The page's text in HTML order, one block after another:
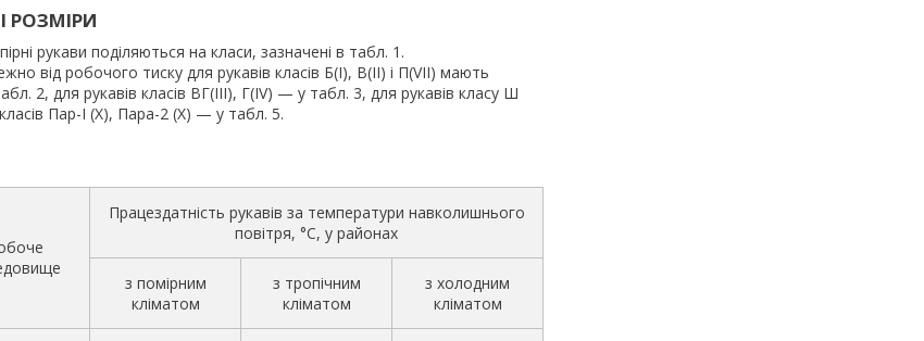
РОЗМІРИ
рукави поділяються на класи, зазначені в табл. 1.
від робочого тиску для рукавів класів Б(I), В(II) і П(VII) мають
2, для рукавів класів ВГ(III), Г(IV) — у табл. 3, для рукавів класу Ш
Пар-I (X), Пара-2 (X) — у табл. 5.
Працездатність рукавів за температури навколишнього
повітря, °C, у районах
з помірним
кліматом
з тропічним
кліматом
з холодним
кліматом